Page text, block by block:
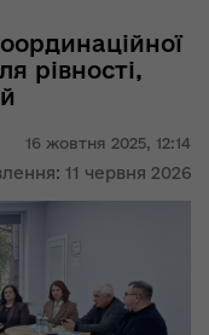
16 жовтня 2025, 12:14
11 червня 2026
рівності,